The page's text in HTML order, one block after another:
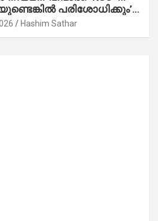
പാര്‍ട്ടി; ഇപ്പോള്‍
എടുക്കില്ല;
ദുരനുഭവങ്ങള്‍
പരിശോധിക്കും’;
Hashim Sathar